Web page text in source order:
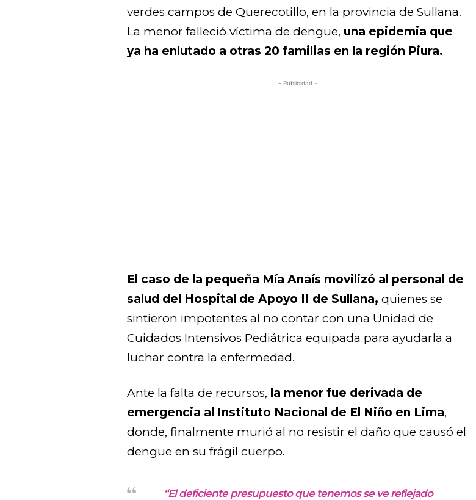
verdes campos de Querecotillo, en la provincia de Sullana.
La menor falleció víctima de dengue, una epidemia que
ya ha enlutado a otras 20 familias en la región Piura.
- Publicidad -
El caso de la pequeña Mía Anaís movilizó al personal de
salud del Hospital de Apoyo II de Sullana,quienes se
sintieron impotentes al no contar con una Unidad de
Cuidados Intensivos Pediátrica equipada para ayudarla a
luchar contra la enfermedad.
Ante la falta de recursos, la menor fue derivada de
emergencia al Instituto Nacional de El Niño en Lima,
donde, finalmente murió al no resistir el daño que causó el
dengue en su frágil cuerpo.
“El deficiente presupuesto que tenemos se ve reflejado